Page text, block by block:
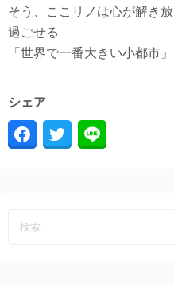
そう、ここリノは心が解き
過ごせる
「世界で一番大きい小都市」
シェア